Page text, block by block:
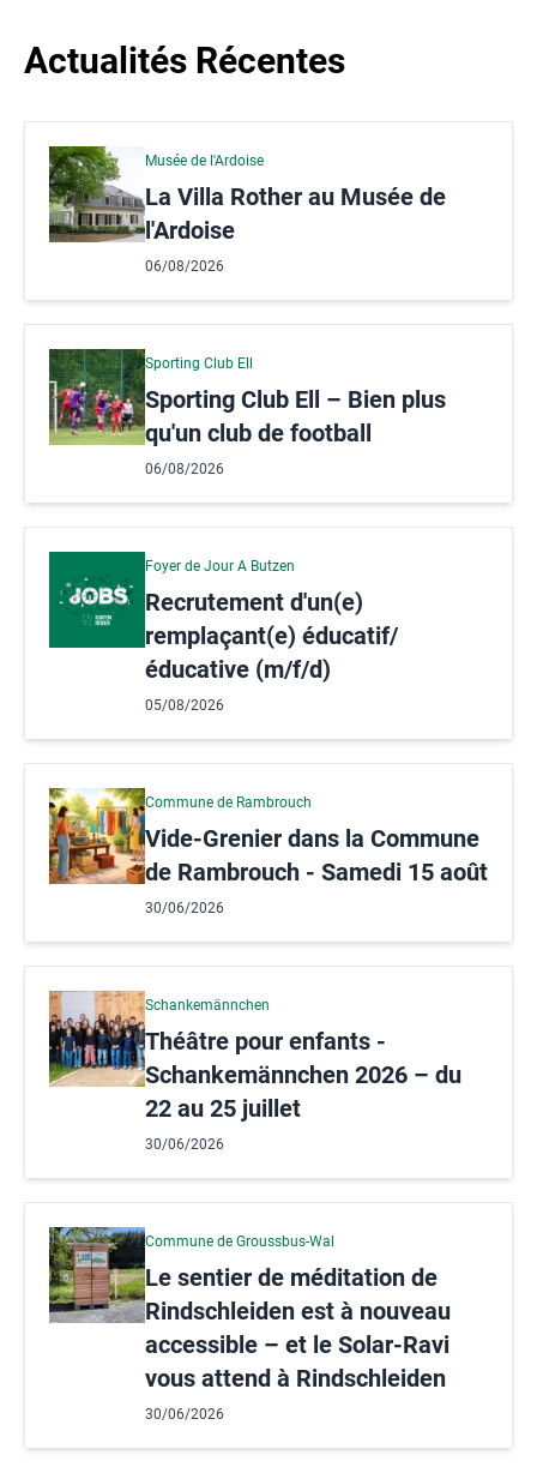
Actualités Récentes
Musée de l'Ardoise
La Villa Rother au Musée de
l'Ardoise
06/08/2026
Sporting Club Ell
Sporting Club Ell – Bien plus
qu'un club de football
06/08/2026
Foyer de Jour A Butzen
Recrutement d'un(e)
remplaçant(e) éducatif/
éducative (m/f/d)
05/08/2026
Commune de Rambrouch
Vide-Grenier dans la Commune
de Rambrouch - Samedi 15 août
30/06/2026
Schankemännchen
Théâtre pour enfants -
Schankemännchen 2026 – du
22 au 25 juillet
30/06/2026
Commune de Groussbus-Wal
Le sentier de méditation de
Rindschleiden est à nouveau
accessible – et le Solar-Ravi
vous attend à Rindschleiden
30/06/2026